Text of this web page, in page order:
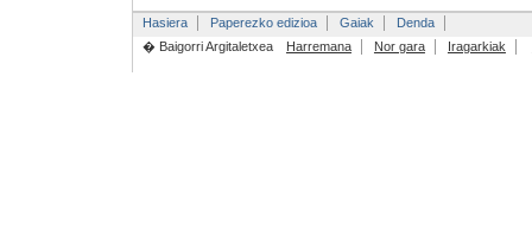
Hasiera Paperezko edizioa Gaiak
Denda
� Baigorri Argitaletxea
Harremana Nor gara Iragarkiak